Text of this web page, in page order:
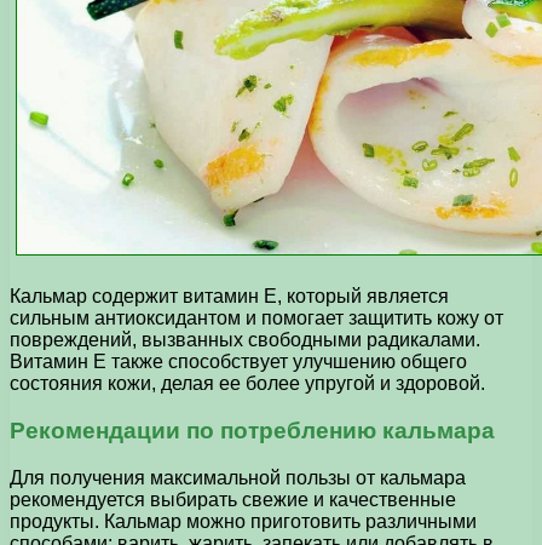
Кальмар содержит витамин E, который является
сильным антиоксидантом и помогает защитить кожу от
повреждений, вызванных свободными радикалами.
Витамин E также способствует улучшению общего
состояния кожи, делая ее более упругой и здоровой.
Рекомендации по потреблению кальмара
Для получения максимальной пользы от кальмара
рекомендуется выбирать свежие и качественные
продукты. Кальмар можно приготовить различными